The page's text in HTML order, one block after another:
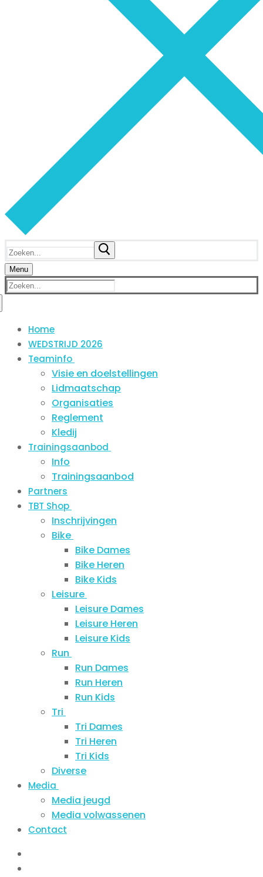
Zoeken
naar:
Menu
Zoeken
Home
WEDSTRIJD 2026
Teaminfo
Visie en doelstellingen
Lidmaatschap
Organisaties
Reglement
Kledij
Trainingsaanbod
Info
Trainingsaanbod
Partners
TBT Shop
Inschrijvingen
Bike
Bike Dames
Bike Heren
Bike Kids
Leisure
Leisure Dames
Leisure Heren
Leisure Kids
Run
Run Dames
Run Heren
Run Kids
Tri
Tri Dames
Tri Heren
Tri Kids
Diverse
Media
Media jeugd
Media volwassenen
Contact